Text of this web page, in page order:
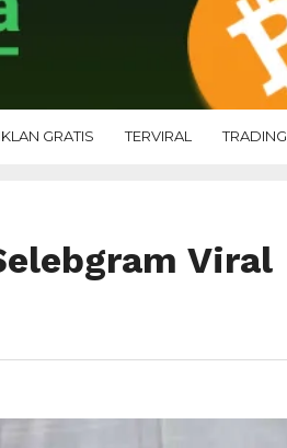
IKLAN GRATIS TERVIRAL TRADING
Viral